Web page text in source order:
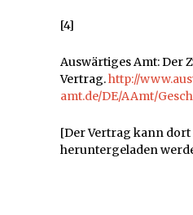
[4]
Auswärtiges Amt: Der
Vertrag.http://
amt.de/DE/AAmt/
[Der Vertrag kann dort
heruntergeladen